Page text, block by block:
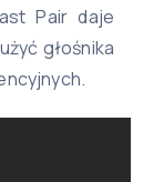
Pair daje
głośnika